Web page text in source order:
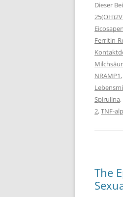
Dieser
Ferritin-
NRAMP1,
Spirulina,
2,TNF-
The